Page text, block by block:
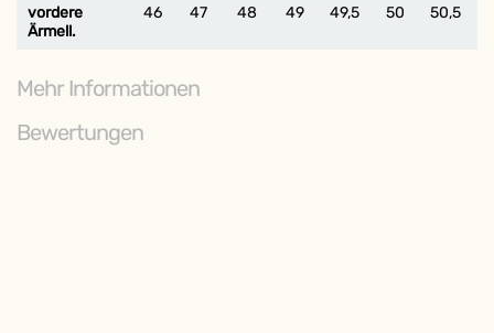
vordere
Ärmell.
46 47 48 49 49,5 50 50,5
Mehr Informationen
Bewertungen